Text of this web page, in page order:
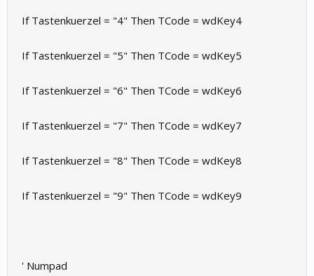
If Tastenkuerzel = "4" Then TCode = wdKey4
If Tastenkuerzel = "5" Then TCode = wdKey5
If Tastenkuerzel = "6" Then TCode = wdKey6
If Tastenkuerzel = "7" Then TCode = wdKey7
If Tastenkuerzel = "8" Then TCode = wdKey8
If Tastenkuerzel = "9" Then TCode = wdKey9
' Numpad